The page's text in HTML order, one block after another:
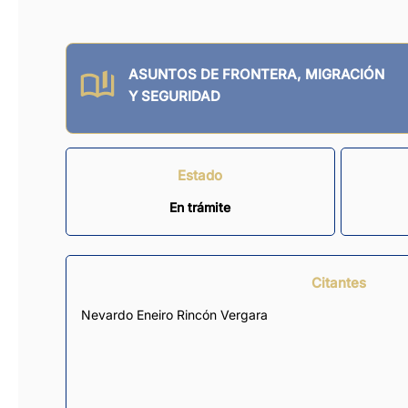
ASUNTOS DE FRONTERA, MIGRACIÓN
Y SEGURIDAD
Estado
En trámite
Citantes
Nevardo Eneiro Rincón Vergara